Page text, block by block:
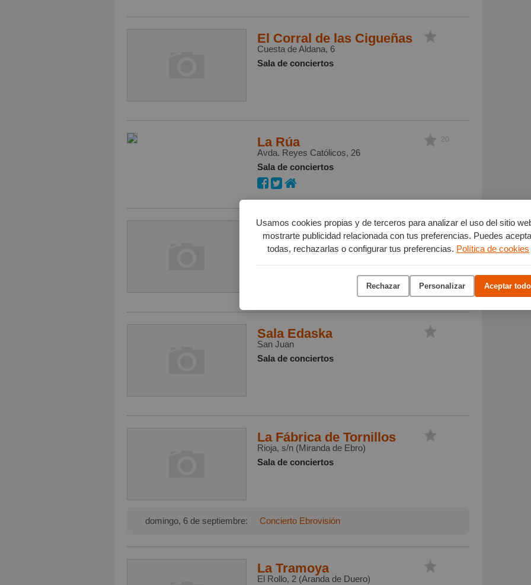
Usamos cookies propias y de terceros para analizar el uso del sitio
mostrarte publicidad relacionada con tus preferencias. Puedes
todas, rechazarlas o configurar tus preferencias. Política de cookies
Rechazar Personalizar Aceptar todo
El Corral de las Cigueñas
Cuesta de Aldana, 6
Sala de conciertos
La Rúa
Avda. Reyes Católicos, 26
Sala de conciertos
20
Iruña Rock
España (Miranda de Ebro)
Sala de conciertos
Sala Edaska
San Juan
Sala de conciertos
La Fábrica de Tornillos
Rioja, s/n (Miranda de Ebro)
Sala de conciertos
domingo, 6 de septiembre: Concierto Ebrovisión
La Tramoya
El Rollo, 2 (Aranda de Duero)